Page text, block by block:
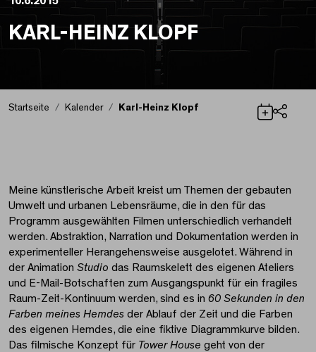
KARL-HEINZ KLOPF
Startseite Kalender Karl-Heinz Klopf
Meine künstlerische Arbeit kreist um Themen der gebauten
Umwelt und urbanen Lebensräume, die in den für das
Programm ausgewählten Filmen unterschiedlich verhandelt
werden. Abstraktion, Narration und Dokumentation werden in
experimenteller Herangehensweise ausgelotet. Während in
der Animation Studio das Raumskelett des eigenen Ateliers
und E-Mail-Botschaften zum Ausgangspunkt für ein fragiles
Raum-Zeit-Kontinuum werden, sind es in 60 Sekunden in den
Farben meines Hemdes der Ablauf der Zeit und die Farben
des eigenen Hemdes, die eine fiktive Diagrammkurve bilden.
Das filmische Konzept für Tower House geht von der